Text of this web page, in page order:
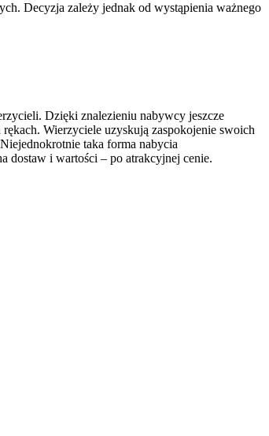
Decyzja zależy jednak od wystąpienia ważnego
Dzięki znalezieniu nabywcy jeszcze
Wierzyciele uzyskują zaspokojenie swoich
taka forma nabycia
dostaw i wartości – po atrakcyjnej cenie.